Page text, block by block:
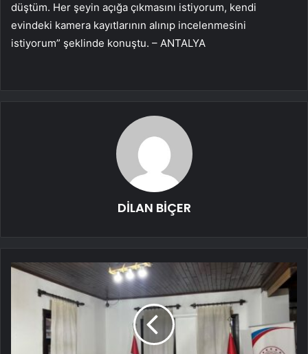
düştüm. Her şeyin açığa çıkmasını istiyorum, kendi
evindeki kamera kayıtlarının alınıp incelenmesini
istiyorum” şeklinde konuştu. – ANTALYA
DİLAN BİÇER